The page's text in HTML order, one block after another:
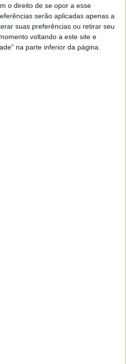
o direito de se opor a esse
serão aplicadas apenas a
suas preferências ou retirar seu
voltando a este site e
na parte inferior da página.
Crónica de Luís